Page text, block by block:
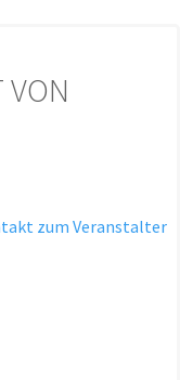
VON
zum Veranstalter